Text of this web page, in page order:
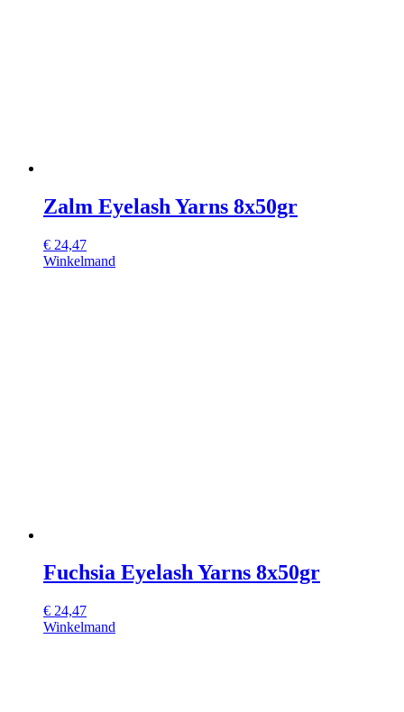
Zalm Eyelash Yarns 8x50gr
€ 24,47
Winkelmand
Fuchsia Eyelash Yarns 8x50gr
€ 24,47
Winkelmand